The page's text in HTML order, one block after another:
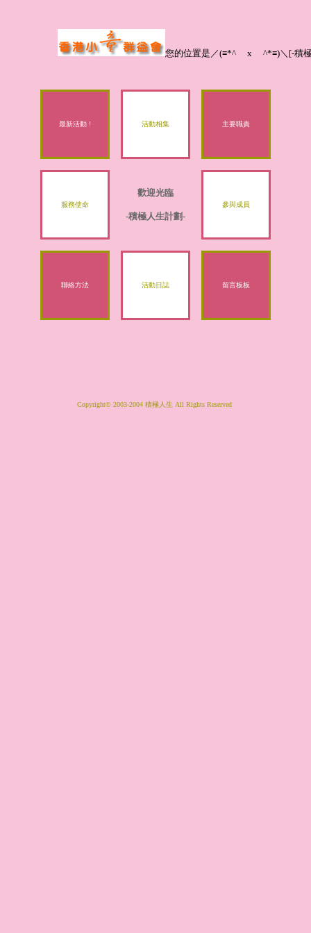
您的位置是／(≡*^ x ^*≡)＼[-積極
最新活動 ! 活動相集 主要職責
服務使命
歡迎光臨
-積極人生計劃-
參與成員
聯絡方法 活動日誌 留言板板
Copyright© 2003-2004 積極人生 All Rights Reserved